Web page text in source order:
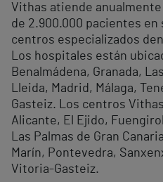
Vithas atiende anualmente
de 2.900.000 pacientes en
centros especializados
Los hospitales están
Benalmádena, Granada,
Lleida, Madrid, Málaga,
Gasteiz. Los centros
Alicante, El Ejido,
Las Palmas de Gran
Marín, Pontevedra,
Vitoria-Gasteiz.